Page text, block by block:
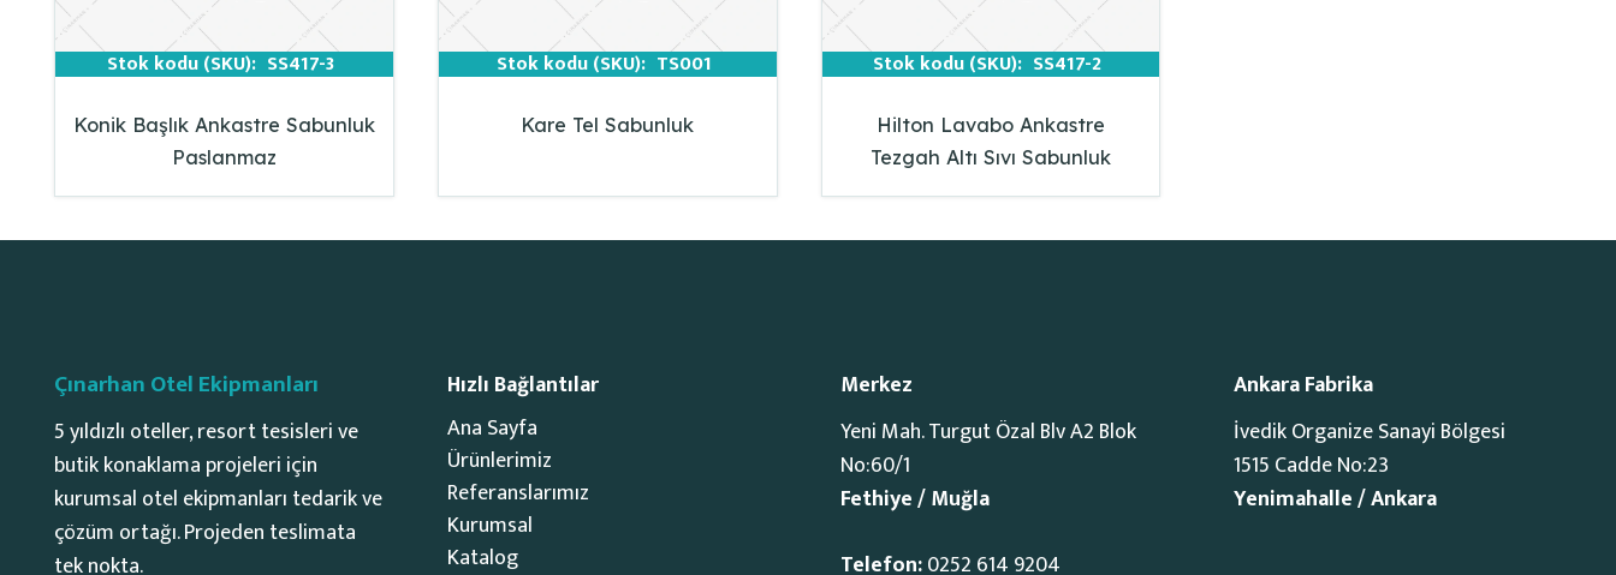
Stok kodu (SKU): SS417-3
Konik Başlık Ankastre Sabunluk
Paslanmaz
Stok kodu (SKU): TS001
Kare Tel Sabunluk
Stok kodu (SKU): SS417-2
Hilton Lavabo Ankastre
Tezgah Altı Sıvı Sabunluk
Çınarhan Otel Ekipmanları
5 yıldızlı oteller, resort tesisleri ve
butik konaklama projeleri için
kurumsal otel ekipmanları tedarik ve
çözüm ortağı. Projeden teslimata
tek nokta.
Hızlı Bağlantılar
Ana Sayfa
Ürünlerimiz
Referanslarımız
Kurumsal
Katalog
Merkez
Yeni Mah. Turgut Özal Blv A2 Blok
No:60/1
Fethiye / Muğla
Telefon:0252 614 9204
Ankara Fabrika
İvedik Organize Sanayi Bölgesi
1515 Cadde No:23
Yenimahalle / Ankara